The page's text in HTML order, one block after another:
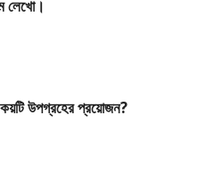
লেখো।
উপগ্রহের প্রয়োজন?